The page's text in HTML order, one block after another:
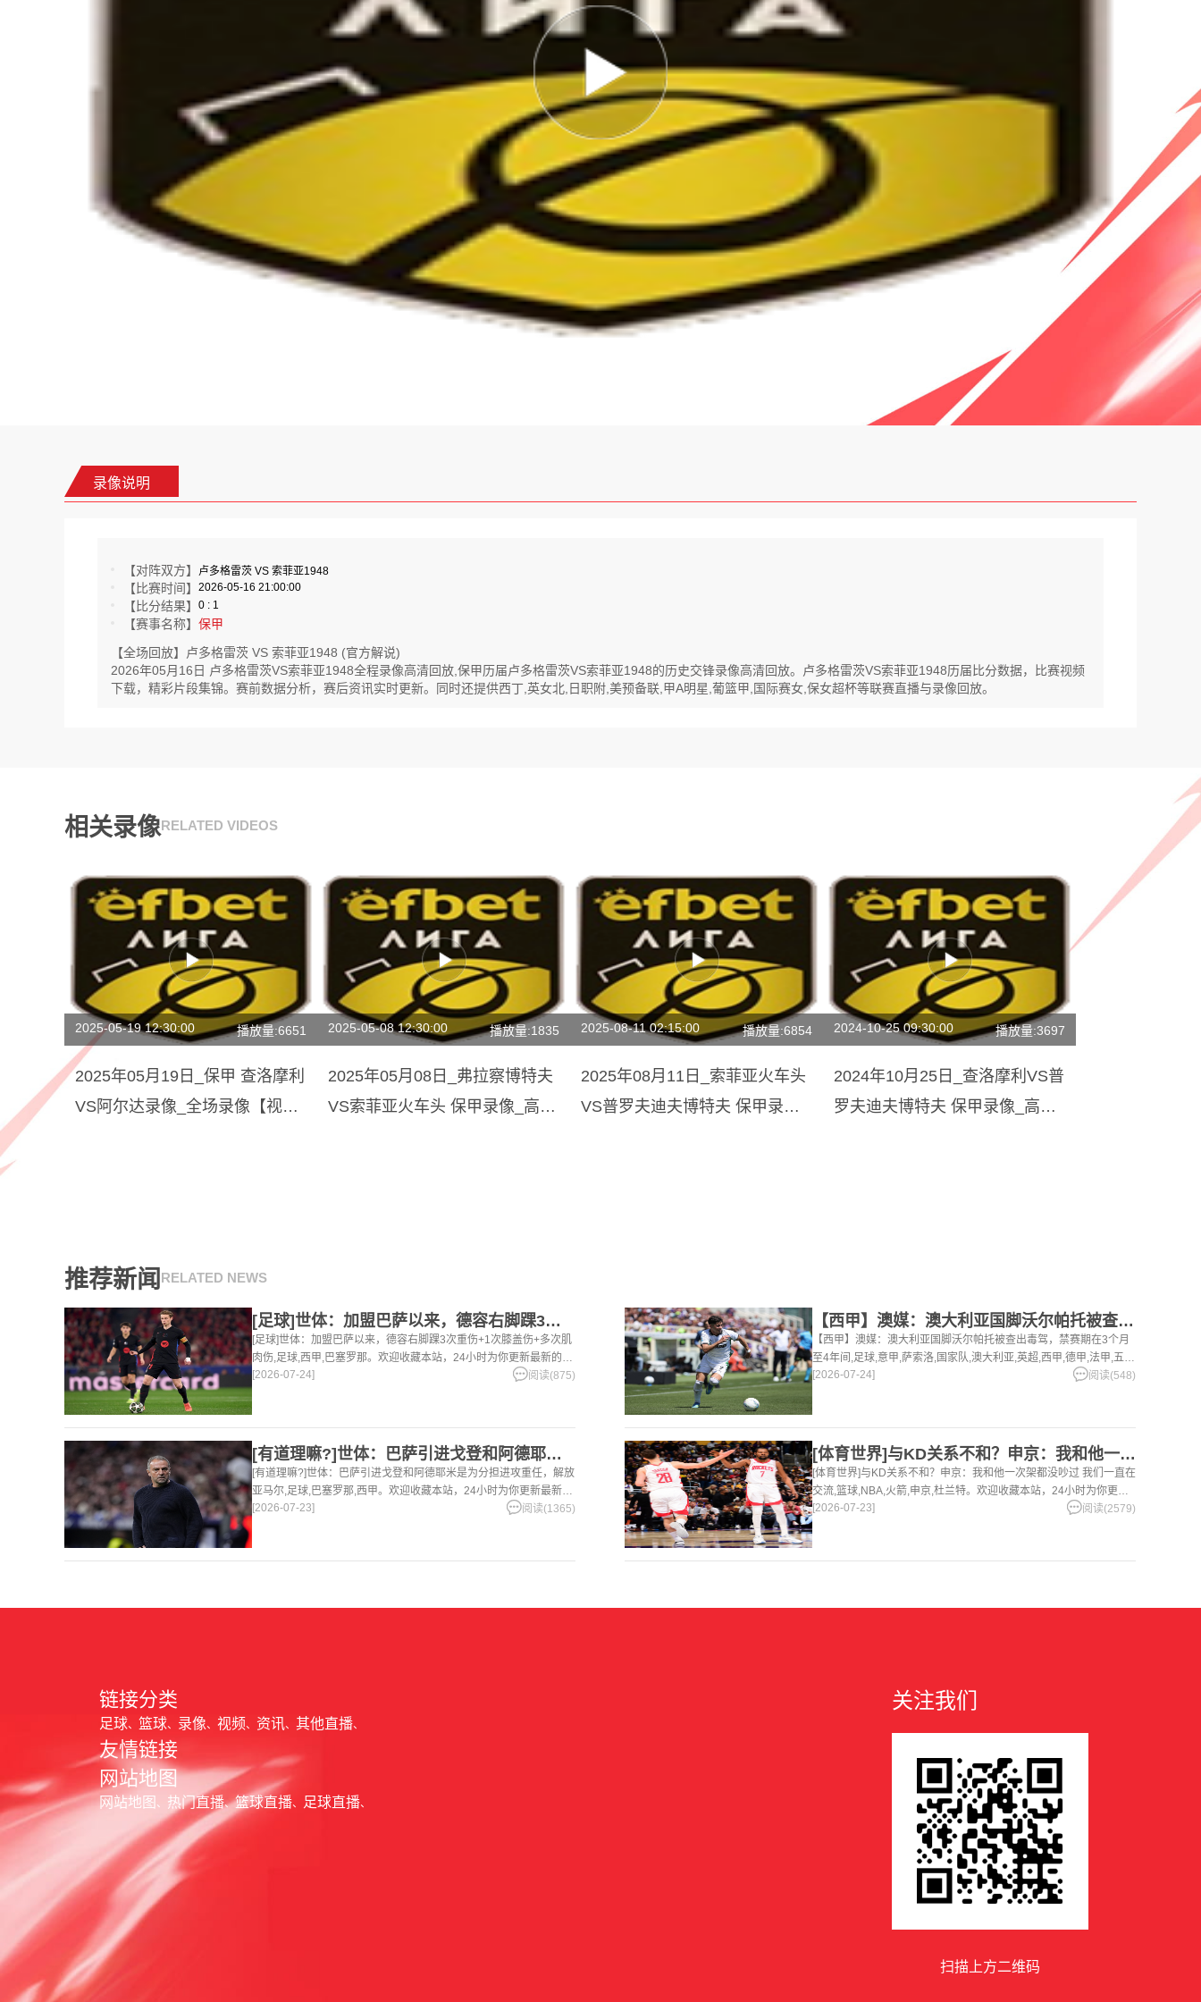
录像说明
【对阵双方】 卢多格雷茨 VS 索菲亚1948
【比赛时间】 2026-05-16 21:00:00
【比分结果】 0 : 1
【赛事名称】 保甲
【全场回放】卢多格雷茨 VS 索菲亚1948 (官方解说)
2026年05月16日 卢多格雷茨VS索菲亚1948全程录像高清回放,保甲历届卢多格雷茨VS索菲亚1948的历史交锋录像高清回放。卢多格雷茨VS索菲亚1948历届比分数据，比赛视频
下载，精彩片段集锦。赛前数据分析，赛后资讯实时更新。同时还提供西丁,英女北,日职附,美预备联,甲A明星,葡篮甲,国际赛女,保女超杯等联赛直播与录像回放。
相关录像RELATED VIDEOS
2025-05-19 12:30:00 播放量:6651
2025年05月19日_保甲 查洛摩利
VS阿尔达录像_全场录像【视频
2025-05-08 12:30:00 播放量:1835
2025年05月08日_弗拉察博特夫
VS索菲亚火车头 保甲录像_高清
2025-08-11 02:15:00 播放量:6854
2025年08月11日_索菲亚火车头
VS普罗夫迪夫博特夫 保甲录像_
2024-10-25 09:30:00 播放量:3697
2024年10月25日_查洛摩利VS普
罗夫迪夫博特夫 保甲录像_高清
推荐新闻 RELATED NEWS
[足球]世体：加盟巴萨以来，德容右脚踝3次重伤+1次膝盖伤+
[足球]世体：加盟巴萨以来，德容右脚踝3次重伤+1次膝盖伤+多次肌
肉伤,足球,西甲,巴塞罗那。欢迎收藏本站，24小时为你更新最新的足
球，篮球体育资讯。
[2026-07-24] 阅读(875)
【西甲】澳媒：澳大利亚国脚沃尔帕托被查出毒驾，禁赛期在3个月
【西甲】澳媒：澳大利亚国脚沃尔帕托被查出毒驾，禁赛期在3个月
至4年间,足球,意甲,萨索洛,国家队,澳大利亚,英超,西甲,德甲,法甲,五
洲。欢迎收藏本站，24小时为你更新最新的足球，篮球体育资讯。
[2026-07-24] 阅读(548)
[有道理嘛?]世体：巴萨引进戈登和阿德耶米是为分担进攻重任，
[有道理嘛?]世体：巴萨引进戈登和阿德耶米是为分担进攻重任，解放
亚马尔,足球,巴塞罗那,西甲。欢迎收藏本站，24小时为你更新最新的
足球，篮球体育资讯。
[2026-07-23] 阅读(1365)
[体育世界]与KD关系不和？申京：我和他一次架都没吵过 我们
[体育世界]与KD关系不和？申京：我和他一次架都没吵过 我们一直在
交流,篮球,NBA,火箭,申京,杜兰特。欢迎收藏本站，24小时为你更新
最新的足球，篮球体育资讯。
[2026-07-23] 阅读(2579)
链接分类
足球 篮球 录像 视频 资讯 其他直播
友情链接
网站地图
网站地图 热门直播 篮球直播 足球直播
关注我们
扫描上方二维码